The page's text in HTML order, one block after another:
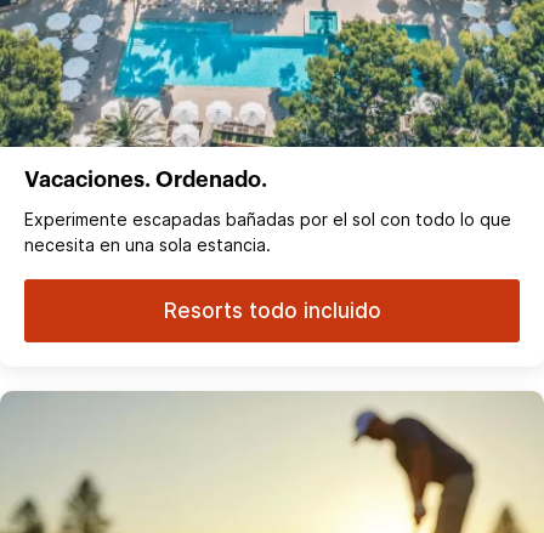
Vacaciones. Ordenado.
Experimente escapadas bañadas por el sol con todo lo que
necesita en una sola estancia.
Resorts todo incluido